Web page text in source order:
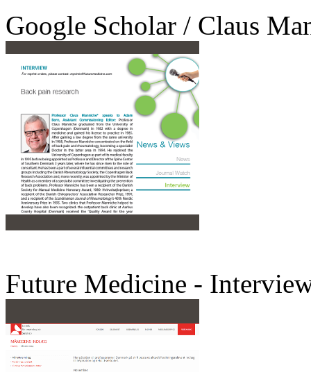
Google Scholar / Claus
Future Medicine -